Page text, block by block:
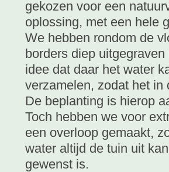
gekozen voor een
oplossing, met een hele
We hebben rondom de
borders diep uitgegraven
idee dat daar het water
verzamelen, zodat het in
De beplanting is hierop
Toch hebben we voor
een overloop gemaakt,
water altijd de tuin uit
gewenst is.